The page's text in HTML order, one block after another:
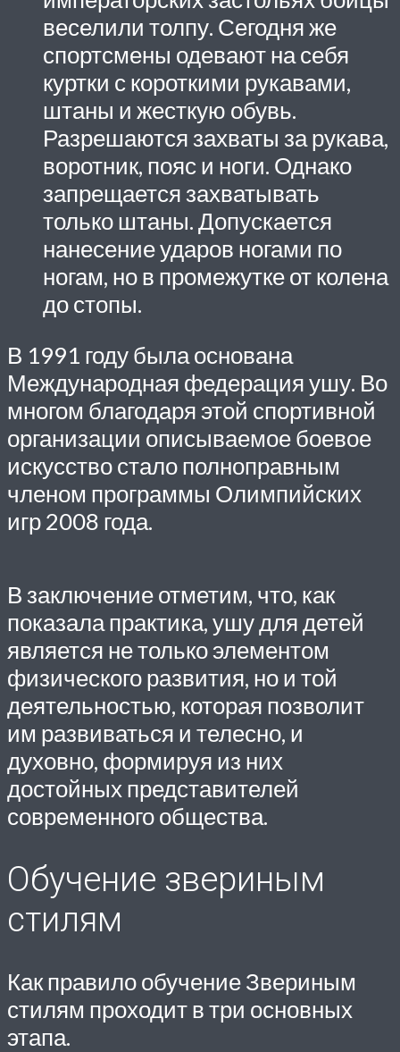
веселили толпу. Сегодня же
спортсмены одевают на себя
куртки с короткими рукавами,
штаны и жесткую обувь.
Разрешаются захваты за рукава,
воротник, пояс и ноги. Однако
запрещается захватывать
только штаны. Допускается
нанесение ударов ногами по
ногам, но в промежутке от колена
до стопы.
В 1991 году была основана
Международная федерация ушу. Во
многом благодаря этой спортивной
организации описываемое боевое
искусство стало полноправным
членом программы Олимпийских
игр 2008 года.
В заключение отметим, что, как
показала практика, ушу для детей
является не только элементом
физического развития, но и той
деятельностью, которая позволит
им развиваться и телесно, и
духовно, формируя из них
достойных представителей
современного общества.
Обучение звериным
стилям
Как правило обучение Звериным
стилям проходит в три основных
этапа.